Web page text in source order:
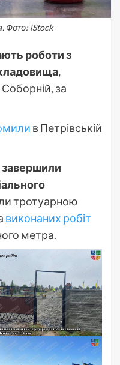
Фото: iStock
роботи з
за
в Петрівській
завершили
тротуарною
виконаних робіт
метра.